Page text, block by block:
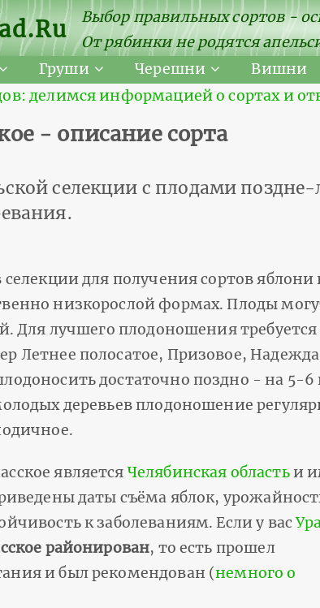
Выбор правильных сортов -
От рябинки не родятся
Груши Черешни Вишни
делимся информацией о сортах и
- описание сорта
селекции с плодами поздне-
селекции для получения сортов яблони
низкорослой формах. Плоды
Для лучшего плодоношения требуется
Летнее полосатое, Призовое,
достаточно поздно - на 5-6
деревьев плодоношение
является Челябинская областьи
даты съёма яблок,
к заболеваниям. Если у вас
районирован, то есть прошел
и был рекомендован (немного о